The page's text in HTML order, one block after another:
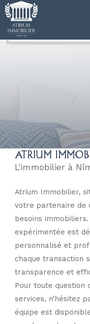
ATRIUM
L'immobilier à
Atrium Immobilier,
votre partenaire de
besoins
expérimentée est
personnalisé et
chaque transaction
transparence et
Pour toute question
services, n’hésitez
équipe est